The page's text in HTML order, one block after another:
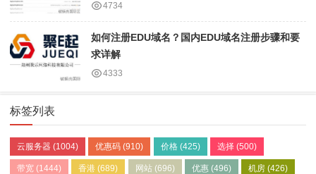
4734
如何注册EDU域名？国内EDU域名注册步骤和要
求详解
4333
标签列表
云服务器 (1004) 优惠码 (910) 价格(425) 选择(500)
带宽 (1444) 香港 (689) 网站(696) 优惠(496) 机房 (426)